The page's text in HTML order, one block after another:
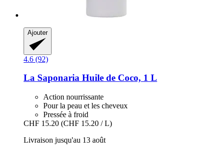
Ajouter
4.6 (92)
La Saponaria Huile de Coco, 1 L
Action nourrissante
Pour la peau et les cheveux
Pressée à froid
CHF 15.20 (CHF 15.20 / L)
Livraison jusqu'au 13 août